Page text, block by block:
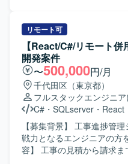
ラ設計・構築・運用を担当
クリエイティブおよびゲー
ンプットへの投資が積極的
R&Dなどを通じて継続的に
を担当していただきます。 【求める人物像】 仕様や要件を
踏まえて主体的に設計・実
ける方を求めております。 【ポジションの魅力】 要件定義
からテストまで、上流から
でき、デスクトップアプリ
積むことができます。 【開発環境】 Windows環境でC++お
よびC#を用いたデスクトッ
ます。WPFを用いた画面開
リモート可
【React/C#/リモート
開発案件
〜500,000円/月
千代田区（東京都）
フルスタックエンジニア
C# ・ SQLserver ・ React
【募集背景】 工事進捗管
戦力となるエンジニアの方を募
容】 工事の見積から請求